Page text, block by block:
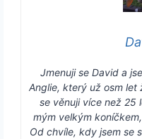
Jmenuji se David a
Anglie, který už osm let
se věnuji více než 25
mým velkým
Od chvíle, kdy jsem se